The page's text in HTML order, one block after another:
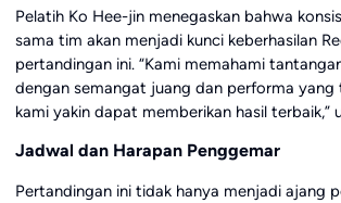
Pelatih Ko Hee-jin menegaskan bahwa
sama tim akan menjadi kunci keberhasilan
pertandingan ini. “Kami memahami
dengan semangat juang dan performa yang
kami yakin dapat memberikan hasil terbaik,”
Jadwal dan Harapan Penggemar
Pertandingan ini tidak hanya menjadi ajang